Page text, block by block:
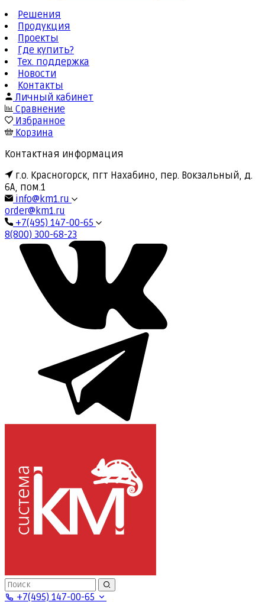
Решения
Продукция
Проекты
Где купить?
Тех. поддержка
Новости
Контакты
Личный кабинет
Сравнение
Избранное
Корзина
Контактная информация
г.о. Красногорск, пгт Нахабино, пер. Вокзальный, д.
6А, пом.1
info@km1.ru
order@km1.ru
+7(495) 147-00-65
8(800) 300-68-23
+7(495) 147-00-65